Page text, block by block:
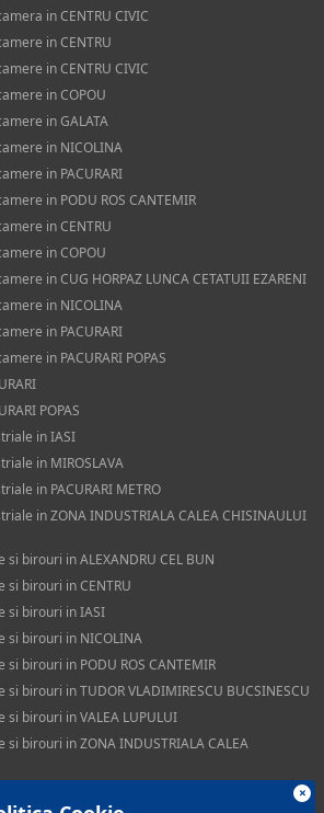
in CENTRU CIVIC
in CENTRU
in CENTRU CIVIC
in COPOU
in GALATA
in NICOLINA
in PACURARI
in PODU ROS CANTEMIR
in CENTRU
in COPOU
in CUG HORPAZ LUNCA CETATUII EZARENI
in NICOLINA
in PACURARI
in PACURARI POPAS
POPAS
in IASI
in MIROSLAVA
in PACURARI METRO
in ZONA INDUSTRIALA CALEA CHISINAULUI
birouri in ALEXANDRU CEL BUN
birouri in CENTRU
si birouri in IASI
si birouri in NICOLINA
birouri in PODU ROS CANTEMIR
birouri in TUDOR VLADIMIRESCU BUCSINESCU
birouri in VALEA LUPULUI
birouri in ZONA INDUSTRIALA CALEA
×